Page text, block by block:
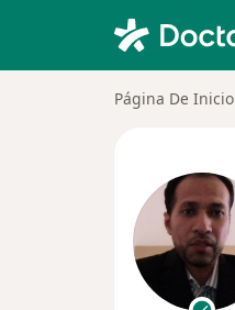
Página De Inicio